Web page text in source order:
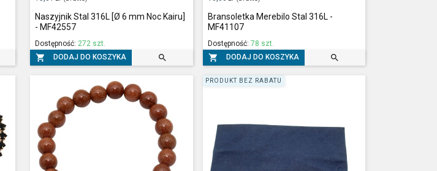
Naszyjnik Stal 316L [Ø 6 mm Noc Kairu]
- MF42557
Dostępność: 272 szt.
 DODAJ DO KOSZYKA 
Bransoletka Merebilo Stal 316L -
MF41107
Dostępność: 78 szt.
 DODAJ DO KOSZYKA 
PRODUKT BEZ RABATU